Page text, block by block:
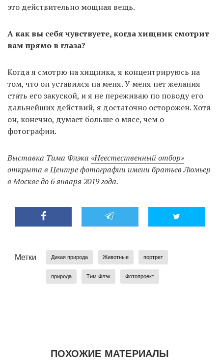
это действительно мощная вещь.
А как вы себя чувствуете, когда хищник смотрит
вам прямо в глаза?
Когда я смотрю на хищника, я концентрируюсь на
том, что он уставился на меня. У меня нет желания
стать его закуской, и я не переживаю по поводу его
дальнейших действий, я достаточно осторожен. Хотя
он, конечно, думает больше о мясе, чем о
фотографии.
Выставка Тима Флэка «Неестественный отбор»
открыта в Центре фотографии имени братьев Люмьер
в Москве до 6 января 2019 года.
Метки Дикая природа Животные портрет
природа Тим Флэк Фотопроект
ПОХОЖИЕ МАТЕРИАЛЫ